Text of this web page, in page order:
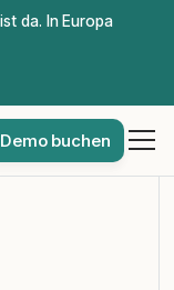
da. In Europa
Demo buchen